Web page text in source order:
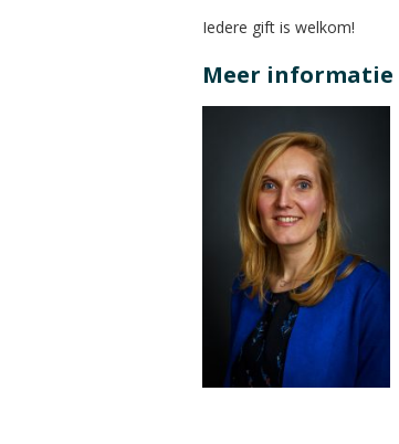
Iedere gift is welkom!
Meer informatie